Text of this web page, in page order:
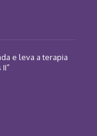
e leva a terapia